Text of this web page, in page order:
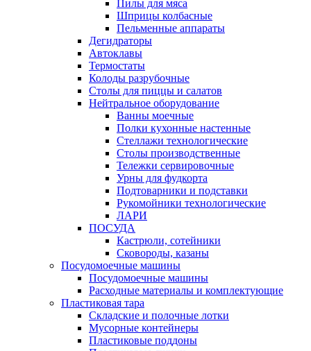
Пилы для мяса
Шприцы колбасные
Пельменные аппараты
Дегидраторы
Автоклавы
Термостаты
Колоды разрубочные
Столы для пиццы и салатов
Нейтральное оборудование
Ванны моечные
Полки кухонные настенные
Стеллажи технологические
Столы производственные
Тележки сервировочные
Урны для фудкорта
Подтоварники и подставки
Рукомойники технологические
ЛАРИ
ПОСУДА
Кастрюли, сотейники
Сковороды, казаны
Посудомоечные машины
Посудомоечные машины
Расходные материалы и комплектующие
Пластиковая тара
Складские и полочные лотки
Мусорные контейнеры
Пластиковые поддоны